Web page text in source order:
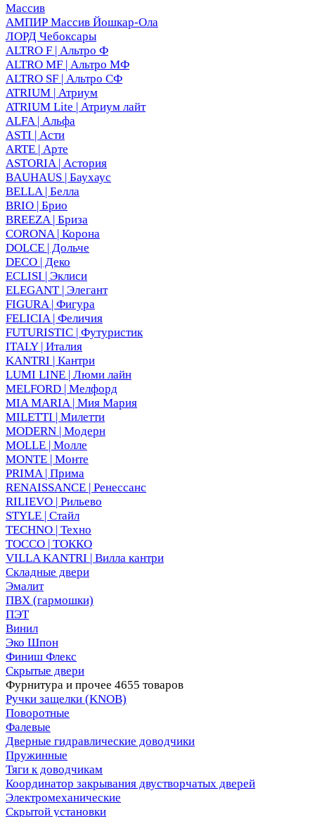
Массив
АМПИР Массив Йошкар-Ола
ЛОРД Чебоксары
ALTRO F | Альтро Ф
ALTRO MF | Альтро МФ
ALTRO SF | Альтро СФ
ATRIUM | Атриум
ATRIUM Lite | Атриум лайт
ALFA | Альфа
ASTI | Асти
ARTE | Арте
ASTORIA | Астория
BAUHAUS | Баухаус
BELLA | Белла
BRIO | Брио
BREEZA | Бриза
CORONA | Корона
DOLCE | Дольче
DECO | Деко
ECLISI | Эклиси
ELEGANT | Элегант
FIGURA | Фигура
FELICIA | Феличия
FUTURISTIC | Футуристик
ITALY | Италия
KANTRI | Кантри
LUMI LINE | Люми лайн
MELFORD | Мелфорд
MIA MARIA | Мия Мария
MILETTI | Милетти
MODERN | Модерн
MOLLE | Молле
MONTE | Монте
PRIMA | Прима
RENAISSANCE | Ренессанс
RILIEVO | Рильево
STYLE | Стайл
TECHNO | Техно
TOCCO | ТОККО
VILLA KANTRI | Вилла кантри
Складные двери
Эмалит
ПВХ (гармошки)
ПЭТ
Винил
Эко Шпон
Финиш Флекс
Скрытые двери
Фурнитура и прочее 4655 товаров
Ручки защелки (KNOB)
Поворотные
Фалевые
Дверные гидравлические доводчики
Пружинные
Тяги к доводчикам
Координатор закрывания двустворчатых дверей
Электромеханические
Скрытой установки